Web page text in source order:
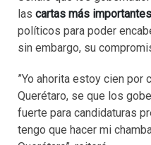
las cartas más importantes
políticos para poder
sin embargo, su
”Yo ahorita estoy cien
Querétaro, se que los
fuerte para candidaturas
tengo que hacer mi